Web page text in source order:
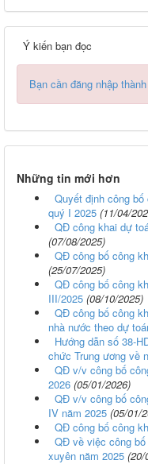
Ý kiến bạn đọc
Bạn cần đăng nhập
Những tin mới hơn
Quyết định công
quý I 2025 (11/04/
QĐ công khai dự
(07/08/2025)
QĐ công bố công
(25/07/2025)
QĐ công bố công
III/2025 (08/10/2025)
QĐ công bố công
nhà nước theo dự
Hướng dẫn số 38-
chức Trung ương về
QĐ v/v công bố
2026 (05/01/2026)
QĐ v/v công bố
IV năm 2025 (05/01/
QĐ công bố công
QĐ về việc công
xuyên năm 2025 (20/